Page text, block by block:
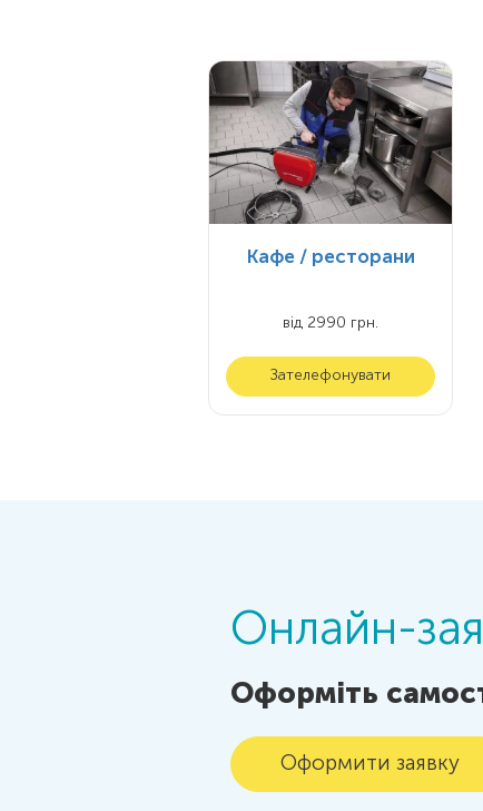
Кафе / ресторани
від 2990 грн.
Зателефонувати
Онлайн-
Оформіть
Оформити заявку